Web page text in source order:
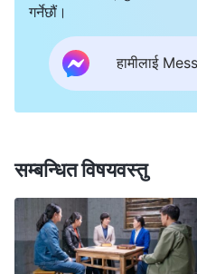
आफ्नै स्वार्थी, नीच भ्रष्ट
मामिलाहरूको सामना गर्दा
रोक्न सक्दिनथेँ।
उनीहरूलाई यो प्रवचनको लागि
मैले प्रवचन धेरै लामो रहेको
समय लाग्ने थियो। मैले मनमनै
क्षेत्रभित्र पर्दैन, र हामीले
गर्नेछौं।
हामीलाई
सम्बन्धित विषयवस्तु